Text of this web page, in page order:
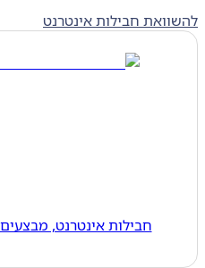
חבילות אינטרנט
חבילות אינטרנט, מבצעים והצטרפות -